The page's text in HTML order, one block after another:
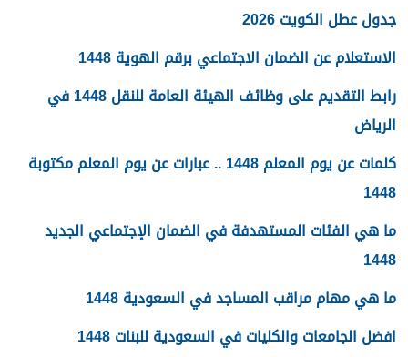
جدول عطل الكويت 2026
الاستعلام عن الضمان الاجتماعي برقم الهوية 1448
رابط التقديم على وظائف الهيئة العامة للنقل 1448 في
الرياض
كلمات عن يوم المعلم 1448 .. عبارات عن يوم المعلم مكتوبة
1448
ما هي الفئات المستهدفة في الضمان الإجتماعي الجديد
1448
ما هي مهام مراقب المساجد في السعودية 1448
افضل الجامعات والكليات في السعودية للبنات 1448